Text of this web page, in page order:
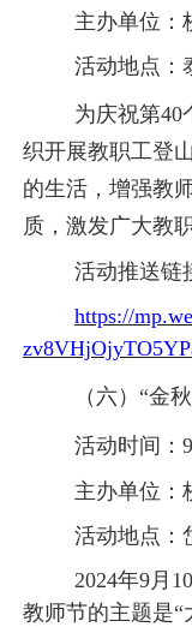
主办单位：
活动地点：
为庆祝第40
织开展教职工登
的生活，增强教
质，激发广大教
活动推送链
https://
（六） “金
活动时间：
主办单位：
活动地点：
2024年9月
教师节的主题是